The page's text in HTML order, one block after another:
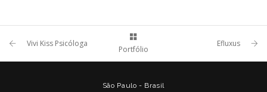
Vivi Kiss Psicóloga
Portfólio
Efluxus
São Paulo - Brasil